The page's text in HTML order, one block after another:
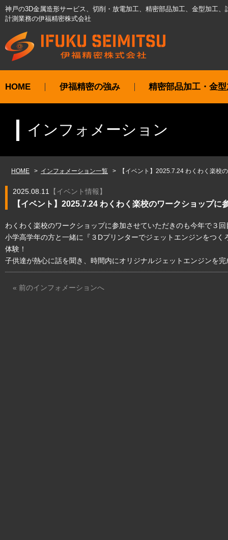
神戸の3D金属造形サービス、切削・放電加工、精密部品加工、金型加工、
計測業務の伊福精密株式会社
HOME 伊福精密の強み 精密部品加工・金
インフォメーション
HOME インフォメーション一覧 【イベント】2025.7.24 わくわく楽校
2025.08.11 【イベント情報】
【イベント】2025.7.24 わくわく楽校のワークショップに
わくわく楽校のワークショップに参加させていただきのも今年で３
小学高学年の方と一緒に『３Dプリンターでジェットエンジンをつ
体験！
子供達が熱心に話を聞き、時間内にオリジナルジェットエンジンを
« 前のインフォメーションへ